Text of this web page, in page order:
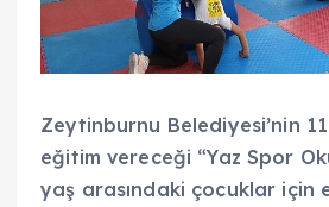
Zeytinburnu Belediyesi’nin
eğitim vereceği “Yaz Spor
yaş arasındaki çocuklar için